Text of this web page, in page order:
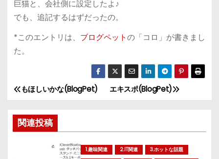
巨猫と、会社側に設定したよ♪
でも、追記するはずだったの。
*このエントリは、 ブログペットの「コロ」が書きまし
た。
投
稿
ナ
エキスポ(BlogPet)
もほしいかな(BlogPet)
関連投稿
1.趣味関連 2.IT関連
3.ホットな話題